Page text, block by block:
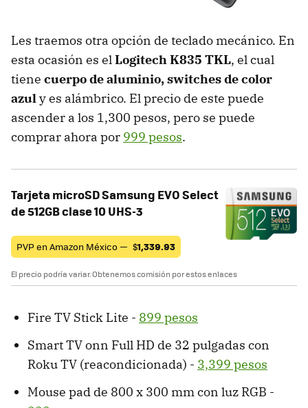
Les traemos otra opción de teclado mecánico. En
esta ocasión es elLogitech K835 TKL, el cual
tiene cuerpo de aluminio, switches de color
azuly es alámbrico. El precio de este puede
ascender a los 1,300 pesos, pero se puede
comprar ahora por 999 pesos.
Tarjeta microSD Samsung EVO Select
de 512GB clase 10 UHS-3
PVP en Amazon México — $1,339.93
El precio podría variar. Obtenemos comisión por estos enlaces
Fire TV Stick Lite - 899 pesos
Smart TV onn Full HD de 32 pulgadas con
Roku TV (reacondicionada) - 3,399 pesos
Mouse pad de 800 x 300 mm con luz RGB -